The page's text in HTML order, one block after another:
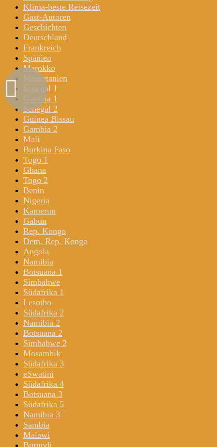
Klima-beste Reisezeit
Gast-Autoren
Geschichten
Deutschland
Frankreich
Spanien
Marokko
Mauretanien
Senegal 1
Gambia 1
Senegal 2
Guinea Bissau
Gambia 2
Mali
Burkina Faso
Togo 1
Ghana
Togo 2
Benin
Nigeria
Kamerun
Gabun
Rep. Kongo
Dem. Rep. Kongo
Angola
Namibia
Botsuana 1
Simbabwe
Südafrika 1
Lesotho
Südafrika 2
Namibia 2
Botsuana 2
Simbabwe 2
Mosambik
Südafrika 3
eSwatini
Südafrika 4
Botsuana 3
Südafrika 5
Namibia 3
Sambia
Malawi